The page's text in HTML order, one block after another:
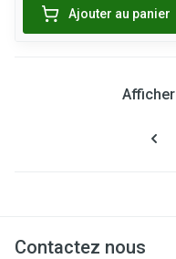
Ajouter au panier
Afficher
Contactez nous